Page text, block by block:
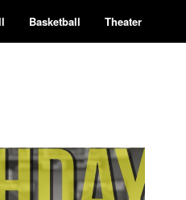
Basketball Theater